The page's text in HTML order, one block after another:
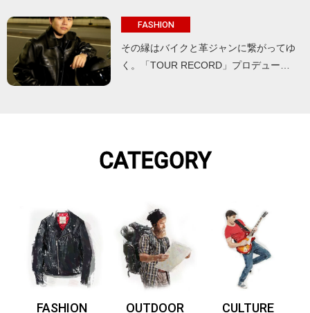
FASHION
その縁はバイクと革ジャンに繋がってゆ
く。「TOUR RECORD」プロデュー…
CATEGORY
FASHION OUTDOOR CULTURE